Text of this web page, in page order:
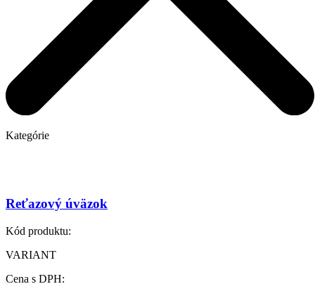
Kategórie
Reťazový úväzok
Kód produktu:
VARIANT
Cena s DPH: